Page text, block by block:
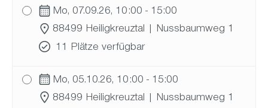
Mo, 07.09.26, 10:00 - 15:00
88499 Heiligkreuztal | Nussbaumweg 1
11 Plätze verfügbar
Mo, 05.10.26, 10:00 - 15:00
88499 Heiligkreuztal | Nussbaumweg 1